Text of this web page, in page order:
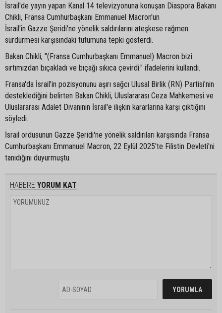
İsrail'de yayın yapan Kanal 14 televizyonuna konuşan Diaspora Bakanı
Chikli, Fransa Cumhurbaşkanı Emmanuel Macron'un
İsrail'in Gazze Şeridi'ne yönelik saldırılarını ateşkese rağmen
sürdürmesi karşısındaki tutumuna tepki gösterdi.
Bakan Chikli, "(Fransa Cumhurbaşkanı Emmanuel) Macron bizi
sırtımızdan bıçakladı ve bıçağı sıkıca çevirdi." ifadelerini kullandı.
Fransa'da İsrail'in pozisyonunu aşırı sağcı Ulusal Birlik (RN) Partisi'nin
desteklediğini belirten Bakan Chikli, Uluslararası Ceza Mahkemesi ve
Uluslararası Adalet Divanının İsrail'e ilişkin kararlarına karşı çıktığını
söyledi.
İsrail ordusunun Gazze Şeridi'ne yönelik saldırıları karşısında Fransa
Cumhurbaşkanı Emmanuel Macron, 22 Eylül 2025'te Filistin Devleti'ni
tanıdığını duyurmuştu.
HABERE YORUM KAT